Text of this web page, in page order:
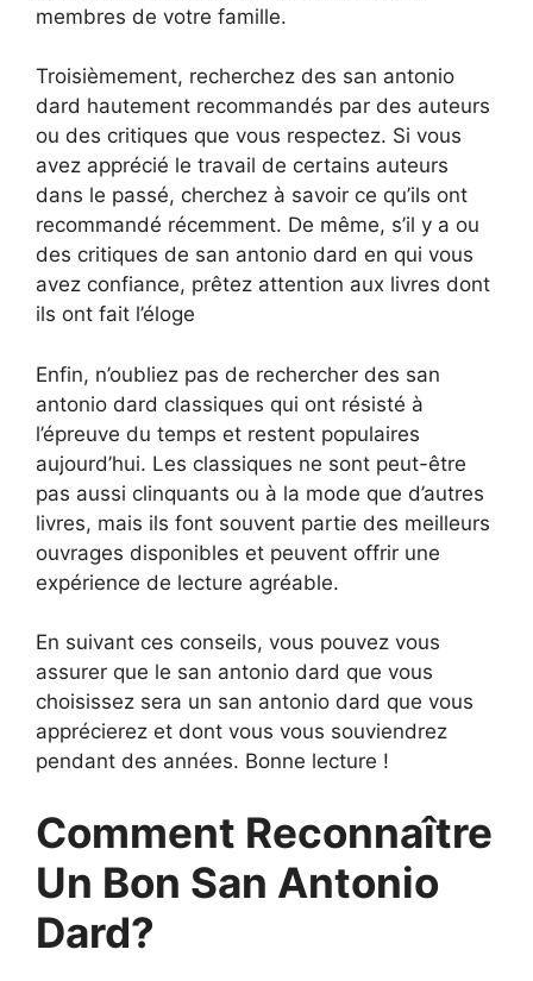
membres de votre famille.
Troisièmement, recherchez des san antonio
dard hautement recommandés par des auteurs
ou des critiques que vous respectez. Si vous
avez apprécié le travail de certains auteurs
dans le passé, cherchez à savoir ce qu’ils ont
recommandé récemment. De même, s’il y a ou
des critiques de san antonio dard en qui vous
avez confiance, prêtez attention aux livres dont
ils ont fait l’éloge
Enfin, n’oubliez pas de rechercher des san
antonio dard classiques qui ont résisté à
l’épreuve du temps et restent populaires
aujourd’hui. Les classiques ne sont peut-être
pas aussi clinquants ou à la mode que d’autres
livres, mais ils font souvent partie des meilleurs
ouvrages disponibles et peuvent offrir une
expérience de lecture agréable.
En suivant ces conseils, vous pouvez vous
assurer que le san antonio dard que vous
choisissez sera un san antonio dard que vous
apprécierez et dont vous vous souviendrez
pendant des années. Bonne lecture !
Comment Reconnaître
Un Bon San Antonio
Dard?